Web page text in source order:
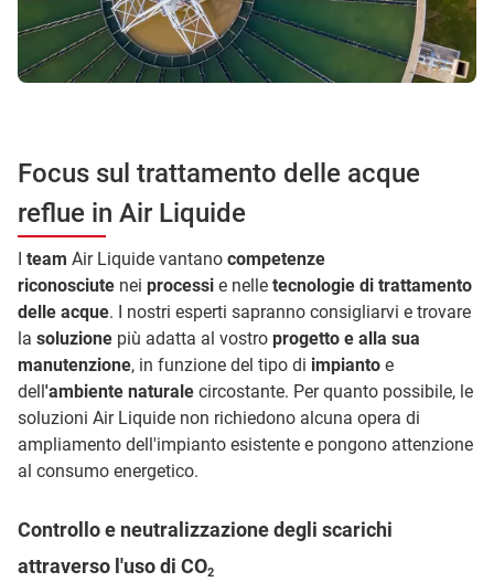
Focus sul trattamento delle acque
reflue in Air Liquide
team Air Liquide vantano competenze
riconosciute nei processi e nelle tecnologie di trattamento
delle acque. I nostri esperti sapranno consigliarvi e trovare
la soluzione più adatta al vostro progetto e alla sua
manutenzione, in funzione del tipo di impianto e
dell 'ambiente naturale circostante. Per quanto possibile, le
soluzioni Air Liquide non richiedono alcuna opera di
ampliamento dell'impianto esistente e pongono attenzione
al consumo energetico.
Controllo e neutralizzazione degli scarichi
attraverso l'uso di CO2